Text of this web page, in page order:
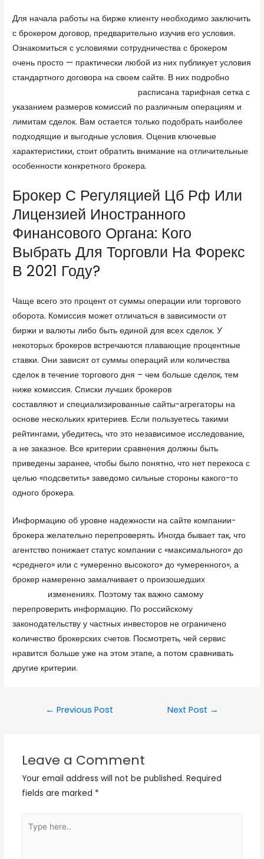
Для начала работы на бирже клиенту необходимо заключить
с брокером договор, предварительно изучив его условия.
Ознакомиться с условиями сотрудничества с брокером
очень просто — практически любой из них публикует условия
стандартного договора на своем сайте. В них подробно
расписана тарифная сетка с
указанием размеров комиссий по различным операциям и
лимитам сделок. Вам остается только подобрать наиболее
подходящие и выгодные условия. Оценив ключевые
характеристики, стоит обратить внимание на отличительные
особенности конкретного брокера.
Брокер С Регуляцией Цб Рф Или
Лицензией Иностранного
Финансового Органа: Кого
Выбрать Для Торговли На Форекс
В 2021 Году?
Чаще всего это процент от суммы операции или торгового
оборота. Комиссия может отличаться в зависимости от
биржи и валюты либо быть единой для всех сделок. У
некоторых брокеров встречаются плавающие процентные
ставки. Они зависят от суммы операций или количества
сделок в течение торгового дня – чем больше сделок, тем
ниже комиссия. Списки лучших брокеров
составляют и специализированные сайты-агрегаторы на
основе нескольких критериев. Если пользуетесь такими
рейтингами, убедитесь, что это независимое исследование,
а не заказное. Все критерии сравнения должны быть
приведены заранее, чтобы было понятно, что нет перекоса с
целью «подсветить» заведомо сильные стороны какого-то
одного брокера.
Информацию об уровне надежности на сайте компании-
брокера желательно перепроверять. Иногда бывает так, что
агентство понижает статус компании с «максимального» до
«среднего» или с «умеренно высокого» до «умеренного», а
брокер намеренно замалчивает о произошедших
изменениях. Поэтому так важно самому
перепроверить информацию. По российскому
законодательству у частных инвесторов не ограничено
количество брокерских счетов. Посмотреть, чей сервис
нравится больше уже на этом этапе, а потом сравнивать
другие критерии.
← Previous Post Next Post →
Leave a Comment
Your email address will not be published. Required
fields are marked *